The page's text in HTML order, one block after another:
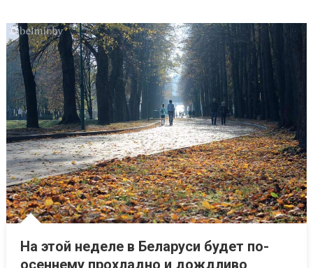
На этой неделе в Беларуси будет по-
осеннему прохладно и дождливо